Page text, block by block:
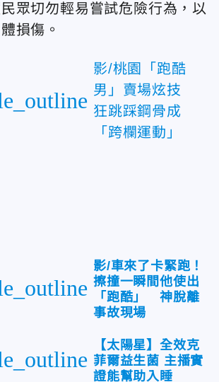
眾切勿輕易嘗試危險行為，以
損傷。
影/桃園「跑酷
男」賣場炫技
狂跳踩鋼骨成
「跨欄運動」
影/車來了卡緊跑！
擦撞一瞬間他使出
「跑酷」 神脫離
事故現場
【太陽星】全效克
菲爾益生菌 主播實
證能幫助入睡